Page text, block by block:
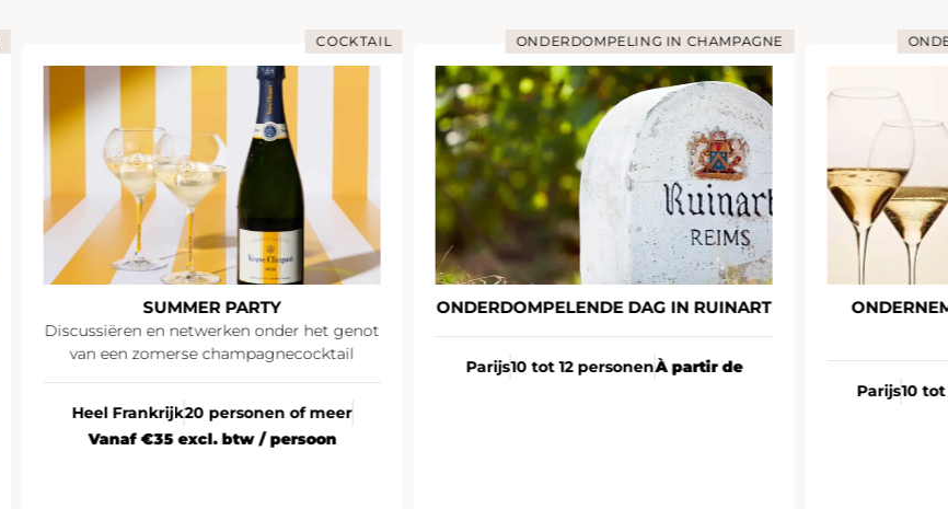
COCKTAIL
SUMMER PARTY
Discussiëren en netwerken onder het genot
van een zomerse champagnecocktail
Heel Frankrijk20 personen of meer
Vanaf €35 excl. btw / persoon
ONDERDOMPELING IN CHAMPAGNE
ONDERDOMPELENDE DAG IN RUINART
Parijs10 tot 12 personenÀ partir de
Parijs10